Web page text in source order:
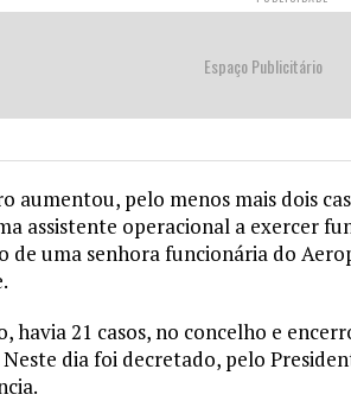
Espaço Publicitário
aumentou, pelo menos mais dois
assistente operacional a exercer
de uma senhora funcionária do
havia 21 casos, no concelho e
dia foi decretado, pelo